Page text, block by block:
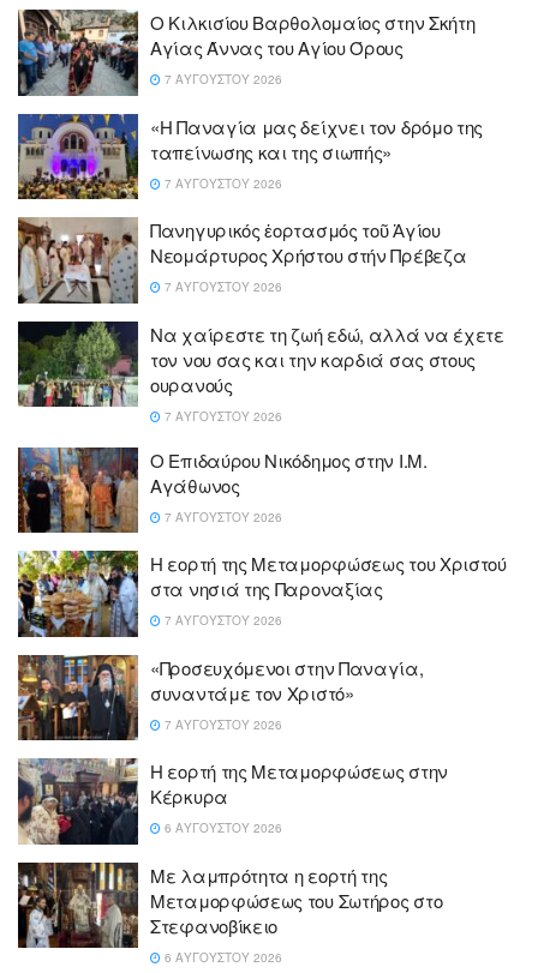
Ο Κιλκισίου Βαρθολομαίος στην Σκήτη
Αγίας Άννας του Αγίου Όρους
7 ΑΥΓΟΎΣΤΟΥ 2026
«Η Παναγία μας δείχνει τον δρόμο της
ταπείνωσης και της σιωπής»
7 ΑΥΓΟΎΣΤΟΥ 2026
Πανηγυρικός ἑορτασμός τοῦ Ἁγίου
Νεομάρτυρος Χρήστου στήν Πρέβεζα
7 ΑΥΓΟΎΣΤΟΥ 2026
Να χαίρεστε τη ζωή εδώ, αλλά να έχετε
τον νου σας και την καρδιά σας στους
ουρανούς
7 ΑΥΓΟΎΣΤΟΥ 2026
Ο Επιδαύρου Νικόδημος στην Ι.Μ.
Αγάθωνος
7 ΑΥΓΟΎΣΤΟΥ 2026
Η εορτή της Μεταμορφώσεως του Χριστού
στα νησιά της Παροναξίας
7 ΑΥΓΟΎΣΤΟΥ 2026
«Προσευχόμενοι στην Παναγία,
συναντάμε τον Χριστό»
7 ΑΥΓΟΎΣΤΟΥ 2026
Η εορτή της Μεταμορφώσεως στην
Κέρκυρα
6 ΑΥΓΟΎΣΤΟΥ 2026
Με λαμπρότητα η εορτή της
Μεταμορφώσεως του Σωτήρος στο
Στεφανοβίκειο
6 ΑΥΓΟΎΣΤΟΥ 2026